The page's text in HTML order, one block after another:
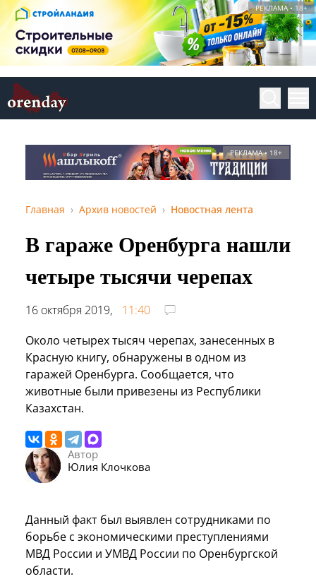
РЕКЛАМА • 18+
РЕКЛАМА • 18+
Главная Архив новостей Новостная лента
В гараже Оренбурга нашли
четыре тысячи черепах
16 октября 2019,
11:40
Около четырех тысяч черепах, занесенных в
Красную книгу, обнаружены в одном из
гаражей Оренбурга. Сообщается, что
животные были привезены из Республики
Казахстан.
Автор
Юлия Клочкова
Данный факт был выявлен сотрудниками по
борьбе с экономическими преступлениями
МВД России и УМВД России по Оренбургской
области.